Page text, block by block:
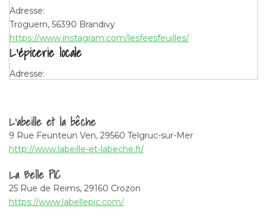
Adresse:
Troguern, 56390 Brandivy
https://www.instagram.com/lesfeesfeuilles/
L’épicerie locale
Adresse:
La Ronce
Adresse:
12 Rue du Général Gallieni, 22110 Rostrenen
La Belle PIC
Adresse:
L’abeille et la bêche
9 Rue Feunteun Ven, 29560 Telgruc-sur-Mer
http://www.labeille-et-labeche.fr/
La Belle PIC
25 Rue de Reims, 29160 Crozon
https://www.labellepic.com/